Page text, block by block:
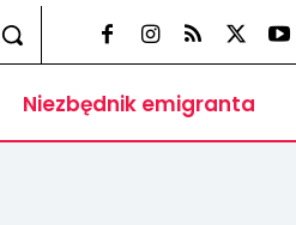
Niezbędnik emigranta